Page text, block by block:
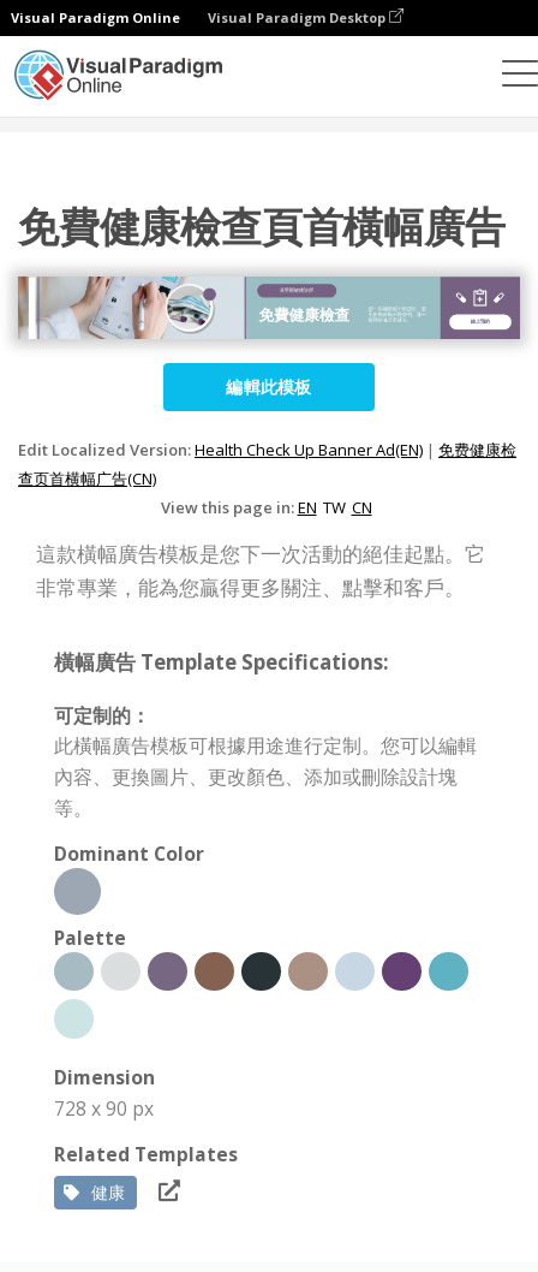
Visual Paradigm Online Visual Paradigm Desktop
免費健康檢查頁首橫幅廣告
編輯此模板
Edit Localized Version:Health Check Up Banner Ad(EN) | 免费健康检
查页首横幅广告(CN)
View this page in:EN TW CN
這款橫幅廣告模板是您下一次活動的絕佳起點。它
非常專業，能為您贏得更多關注、點擊和客戶。
橫幅廣告 Template Specifications:
可定制的：
此橫幅廣告模板可根據用途進行定制。您可以編輯
內容、更換圖片、更改顏色、添加或刪除設計塊
等。
Dominant Color
Palette
Dimension
728 x 90 px
Related Templates
健康